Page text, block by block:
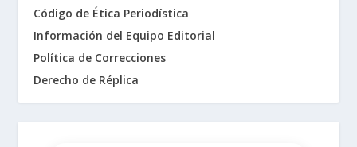
Código de Ética Periodística
Información del Equipo Editorial
Política de Correcciones
Derecho de Réplica